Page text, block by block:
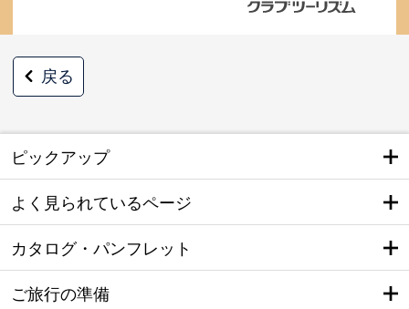
戻る
ピックアップ
よく見られているページ
カタログ・パンフレット
ご旅行の準備